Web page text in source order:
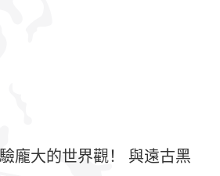
龐大的世界觀！ 與遠古黑